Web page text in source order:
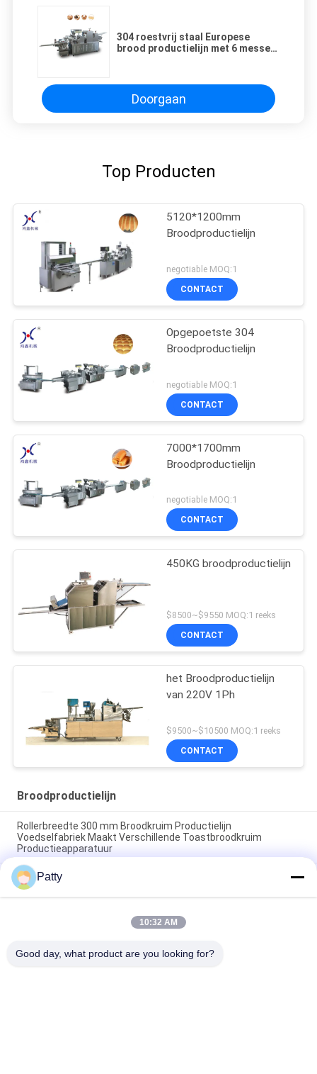
304 roestvrij staal Europese
brood productielijn met 6 messen
Doorgaan
Top Producten
5120*1200mm
Broodproductielijn
negotiable MOQ:1
CONTACT
Opgepoetste 304
Broodproductielijn
negotiable MOQ:1
CONTACT
7000*1700mm
Broodproductielijn
negotiable MOQ:1
CONTACT
450KG broodproductielijn
$8500~$9550 MOQ:1 reeks
CONTACT
het Broodproductielijn
van 220V 1Ph
$9500~$10500 MOQ:1 reeks
CONTACT
Broodproductielijn
Rollerbreedte 300 mm Broodkruim Productielijn
Voedselfabriek Maakt Verschillende Toastbroodkruim
Productieapparatuur
Het tekenen van een broodproductielijn met een aanpasbare
motor en baktemperatuur van 200250 graden Celsius
GeForce luchtkoeling broodproductielijn uitgerust met
combinatiestructuur video die een soepele broodproductie
Patty
10:32 AM
Good day, what product are you looking for?